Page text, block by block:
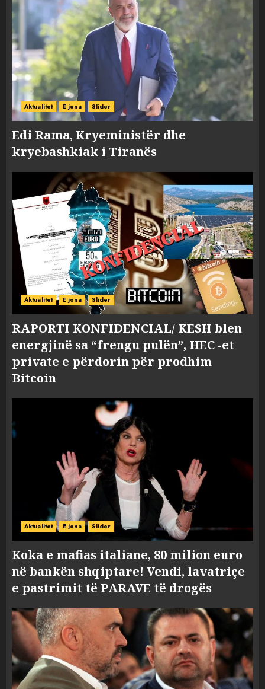
Aktualitet E jona Slider
Edi Rama, Kryeministër dhe
kryebashkiak i Tiranës
Aktualitet E jona Slider
RAPORTI KONFIDENCIAL/ KESH blen
energjinë sa “frengu pulën”, HEC -et
private e përdorin për prodhim
Bitcoin
Aktualitet E jona Slider
Koka e mafias italiane, 80 milion euro
në bankën shqiptare! Vendi, lavatriçe
e pastrimit të PARAVE të drogës